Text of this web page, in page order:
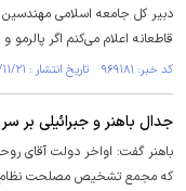
قاطعانه اعلام می‌کنم اگر پالرمو و CFT را تصویب کردیم تحریم‌ها برطرف نمی‌شود.
کد خبر: ۹۶۹۱۸۱ تاریخ انتشار : ۱۴۰۳/۱۱/۲۱
جدال باهنر و جبرائیلی بر سر FATF
باهنر گفت: اواخر دولت آقای
که مجمع تشخیص مصلحت نظام